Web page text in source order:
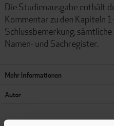
Die Studienausgabe enthält
Kommentar zu den Kapiteln
Schlussbemerkung,
Namen- und Sachregister.
Mehr Informationen
Autor